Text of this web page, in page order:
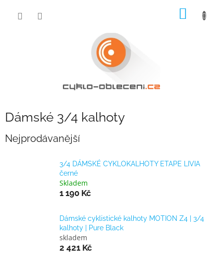
Dámské 3/4 kalhoty
Nejprodávanější
3/4 DÁMSKÉ CYKLOKALHOTY ETAPE LIVIA
černé
Skladem
1 190 Kč
Dámské cyklistické kalhoty MOTION Z4 | 3/4
kalhoty | Pure Black
skladem
2 421 Kč